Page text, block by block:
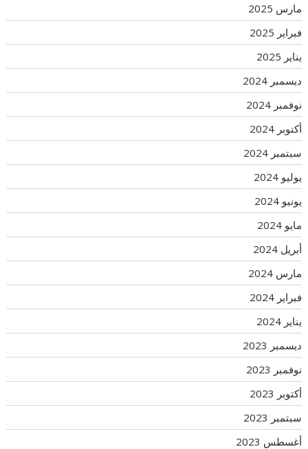
مارس 2025
فبراير 2025
يناير 2025
ديسمبر 2024
نوفمبر 2024
أكتوبر 2024
سبتمبر 2024
يوليو 2024
يونيو 2024
مايو 2024
أبريل 2024
مارس 2024
فبراير 2024
يناير 2024
ديسمبر 2023
نوفمبر 2023
أكتوبر 2023
سبتمبر 2023
أغسطس 2023